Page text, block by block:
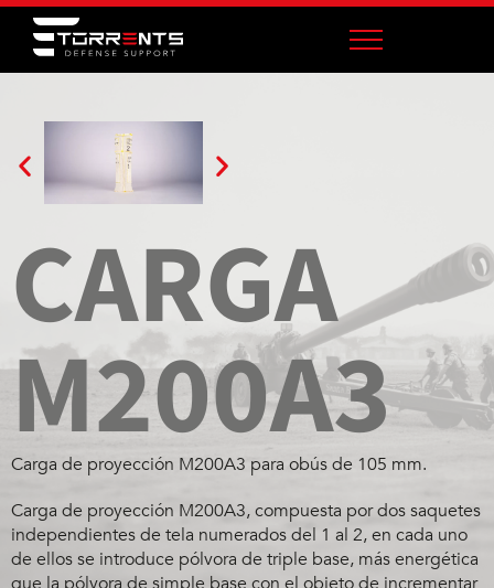
CARGA
M200A3
Carga de proyección M200A3 para obús de 105 mm.
Carga de proyección M200A3, compuesta por dos saquetes
independientes de tela numerados del 1 al 2, en cada uno
de ellos se introduce pólvora de triple base, más energética
que la pólvora de simple base con el objeto de incrementar